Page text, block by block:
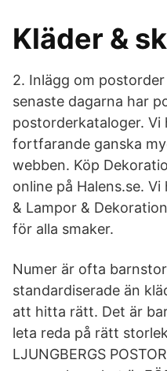
Kläder &
2. Inlägg om
senaste dagarna har
postorderkataloger.
fortfarande ganska
webben. Köp
online på Halens.se.
& Lampor &
för alla smaker.
Numer är ofta
standardiserade än
att hitta rätt. Det är
leta reda på rätt
LJUNGBERGS